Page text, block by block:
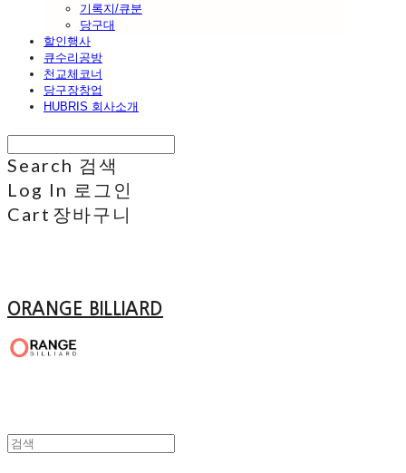
기록지/큐분
당구대
할인행사
큐수리공방
천교체코너
당구장창업
HUBRIS 회사소개
Search 검색
Log In 로그인
Cart 장바구니
ORANGE BILLIARD